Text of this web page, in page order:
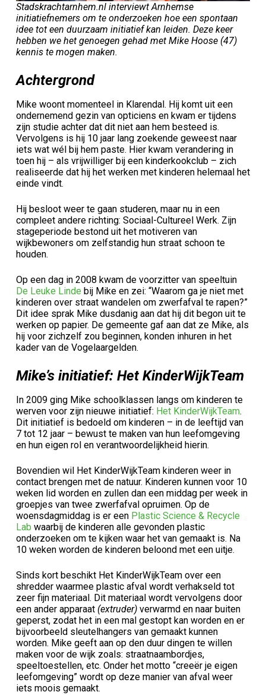
Stadskrachtarnhem.nl interviewt Arnhemse
initiatiefnemers om te onderzoeken hoe een spontaan
idee tot een duurzaam initiatief kan leiden. Deze keer
hebben we het genoegen gehad met Mike Hoose (47)
kennis te mogen maken.
Achtergrond
Mike woont momenteel in Klarendal. Hij komt uit een
ondernemend gezin van opticiens en kwam er tijdens
zijn studie achter dat dit niet aan hem besteed is.
Vervolgens is hij 10 jaar lang zoekende geweest naar
iets wat wél bij hem paste. Hier kwam verandering in
toen hij – als vrijwilliger bij een kinderkookclub – zich
realiseerde dat hij het werken met kinderen helemaal het
einde vindt.
Hij besloot weer te gaan studeren, maar nu in een
compleet andere richting: Sociaal-Cultureel Werk. Zijn
stageperiode bestond uit het motiveren van
wijkbewoners om zelfstandig hun straat schoon te
houden.
Op een dag in 2008 kwam de voorzitter van speeltuin
De Leuke Linde bij Mike en zei: “Waarom ga je niet met
kinderen over straat wandelen om zwerfafval te rapen?”
Dit idee sprak Mike dusdanig aan dat hij dit begon uit te
werken op papier. De gemeente gaf aan dat ze Mike, als
hij voor zichzelf zou beginnen, konden inhuren in het
kader van de Vogelaargelden.
Mike’s initiatief: Het KinderWijkTeam
In 2009 ging Mike schoolklassen langs om kinderen te
werven voor zijn nieuwe initiatief: Het KinderWijkTeam.
Dit initiatief is bedoeld om kinderen – in de leeftijd van
7 tot 12 jaar – bewust te maken van hun leefomgeving
en hun eigen rol en verantwoordelijkheid hierin.
Bovendien wil Het KinderWijkTeam kinderen weer in
contact brengen met de natuur. Kinderen kunnen voor 10
weken lid worden en zullen dan een middag per week in
groepjes van twee zwerfafval opruimen. Op de
woensdagmiddag is er een Plastic Science & Recycle
Lab waarbij de kinderen alle gevonden plastic
onderzoeken om te kijken waar het van gemaakt is. Na
10 weken worden de kinderen beloond met een uitje.
Sinds kort beschikt Het KinderWijkTeam over een
shredder waarmee plastic afval wordt verhakseld tot
zeer fijn materiaal. Dit materiaal wordt vervolgens door
een ander apparaat (extruder) verwarmd en naar buiten
geperst, zodat het in een mal gestopt kan worden en er
bijvoorbeeld sleutelhangers van gemaakt kunnen
worden. Mike geeft aan op den duur dingen te willen
maken voor de wijk zoals: straatnaambordjes,
speeltoestellen, etc. Onder het motto “creeër je eigen
leefomgeving” wordt op deze manier van afval weer
iets moois gemaakt.